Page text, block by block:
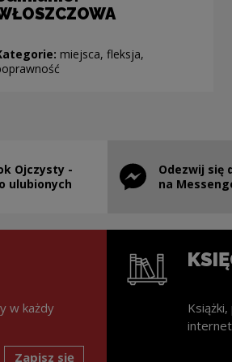
miejsca, fleksja,
Ojczysty -
ulubionychotwarty w nowym oknie
Odezwij się
na
Uwaga, link
w każdy
Zapisz się